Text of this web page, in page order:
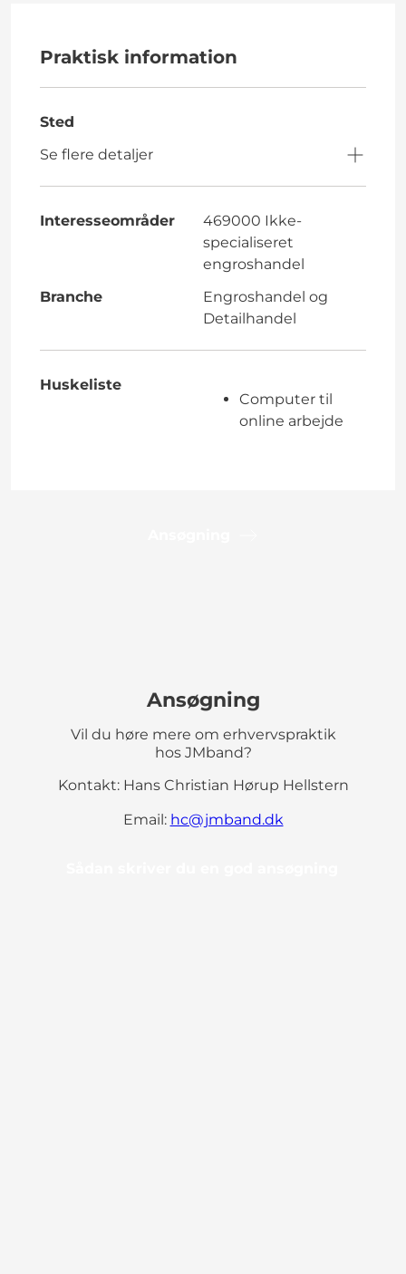
Praktisk information
Sted
Se flere detaljer
Interesseområder
469000 Ikke-
specialiseret
engroshandel
Branche
Engroshandel og
Detailhandel
Huskeliste
Computer til
online arbejde
Ansøgning
Vil du høre mere om erhvervspraktik
hos JMband?
Kontakt: Hans Christian Hørup Hellstern
Email: hc@jmband.dk